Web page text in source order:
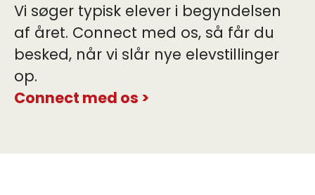
Vi søger typisk elever i begyndelsen
af året. Connect med os, så får du
besked, når vi slår nye elevstillinger
op.
Connect med os >